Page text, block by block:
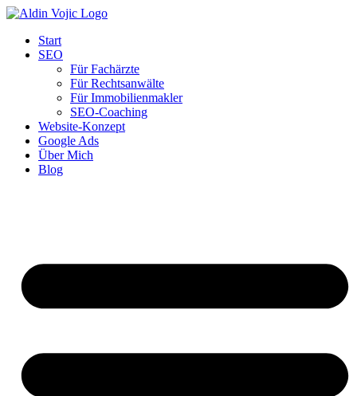
Start
SEO
Für Fachärzte
Für Rechtsanwälte
Für Immobilienmakler
SEO-Coaching
Website-Konzept
Google Ads
Über Mich
Blog